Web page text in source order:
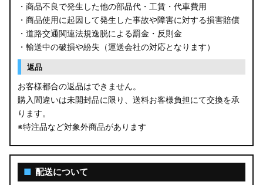
・商品不良で発生した他の部品代・工賃・代車費用
・商品使用に起因して発生した事故や障害に対する損害賠償
・道路交通関連法規逸脱による罰金・反則金
・輸送中の破損や紛失（運送会社の対応となります）
返品
お客様都合の返品はできません。
購入間違いは未開封品に限り、送料お客様負担にて交換を承
ります。
※特注品など対象外商品があります
■ 配送について